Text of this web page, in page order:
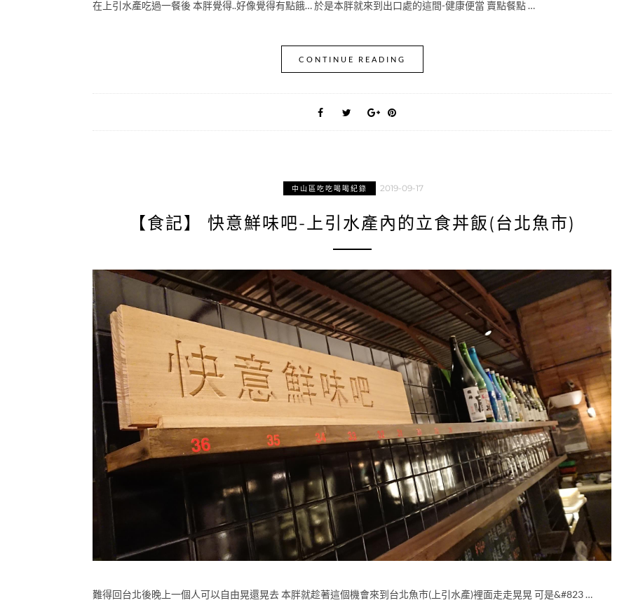
在上引水產吃過一餐後 本胖覺得..好像覺得有點餓… 於是本胖就來到出口處的這間-健康便當 賣點餐點 …
CONTINUE READING
中山區吃吃喝喝紀錄 2019-09-17
【食記】 快意鮮味吧-上引水產內的立食丼飯(台北魚市)
難得回台北後晚上一個人可以自由晃還晃去 本胖就趁著這個機會來到台北魚市(上引水產)裡面走走晃晃 可是&#823 …